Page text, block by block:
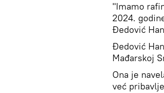
"Imamo
2024.
Đedović
Đedović
Mađarskoj
Ona je
već